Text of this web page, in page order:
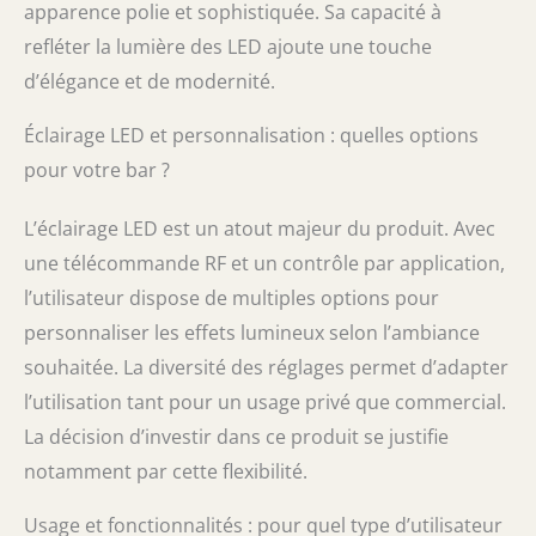
déroule la fête, notre étagère à bouteilles
d'alcool éclairée ne manque jamais
d'énergie. Elles peuvent être alimentées
par un adaptateur secteur 110-240 V et un
d'alimentation. Laissez la fête continuer !
Grâce à deux méthodes d'alimentation,
notre produit peut satisfaire aux activités
la fête et profitez jusqu'au lever du soleil.
Étagère de bar en acrylique translucide : le
matériau acrylique a été adopté par notre
présentoir à bouteilles pour présenter des
couleurs vives et une capacité accrue. De
plus, la surface polie est imperméable et
facile à nettoyer. Faites de cette étagère à
liqueur un ajout unique à votre bar et
préparez-vous à vivre pleinement votre vie
! Faites ressortir n'importe quelle maison
ou bar : cette étagère de bar éclairée par
apparence polie et sophistiquée. Sa capacité à
refléter la lumière des LED ajoute une touche
d’élégance et de modernité.
Éclairage LED et personnalisation : quelles options
pour votre bar ?
L’éclairage LED est un atout majeur du produit. Avec
une télécommande RF et un contrôle par application,
l’utilisateur dispose de multiples options pour
personnaliser les effets lumineux selon l’ambiance
souhaitée. La diversité des réglages permet d’adapter
l’utilisation tant pour un usage privé que commercial.
La décision d’investir dans ce produit se justifie
notamment par cette flexibilité.
Usage et fonctionnalités : pour quel type d’utilisateur